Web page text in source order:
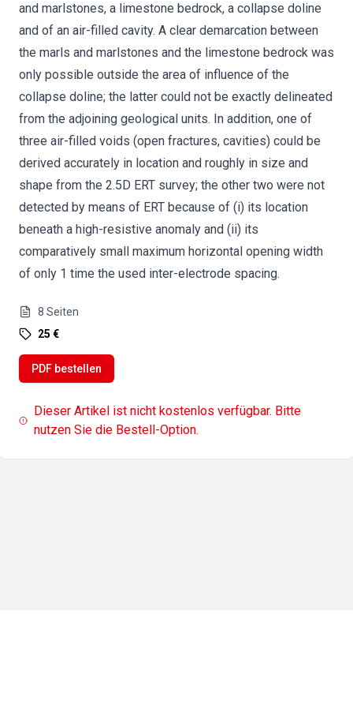
and marlstones, a limestone bedrock, a collapse doline
and of an air-filled cavity. A clear demarcation between
the marls and marlstones and the limestone bedrock was
only possible outside the area of influence of the
collapse doline; the latter could not be exactly delineated
from the adjoining geological units. In addition, one of
three air-filled voids (open fractures, cavities) could be
derived accurately in location and roughly in size and
shape from the 2.5D ERT survey; the other two were not
detected by means of ERT because of (i) its location
beneath a high-resistive anomaly and (ii) its
comparatively small maximum horizontal opening width
of only 1 time the used inter-electrode spacing.
8 Seiten
25 €
PDF bestellen
Dieser Artikel ist nicht kostenlos verfügbar. Bitte
nutzen Sie die Bestell-Option.